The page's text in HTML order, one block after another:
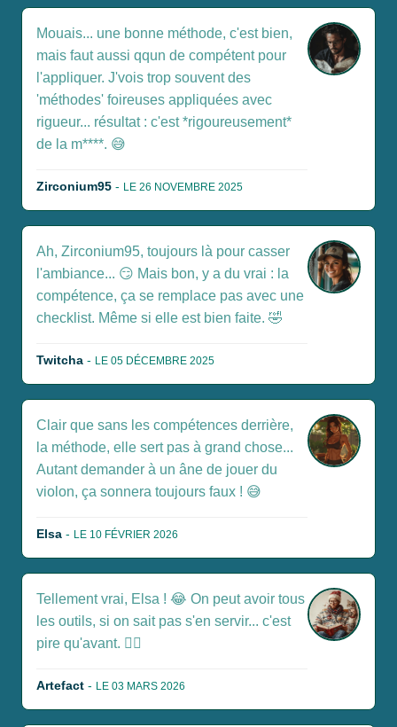
Mouais... une bonne méthode, c'est bien,
mais faut aussi qqun de compétent pour
l'appliquer. J'vois trop souvent des
'méthodes' foireuses appliquées avec
rigueur... résultat : c'est *rigoureusement*
de la m****. 😅
Zirconium95 - LE 26 NOVEMBRE 2025
Ah, Zirconium95, toujours là pour casser
l'ambiance... 😏 Mais bon, y a du vrai : la
compétence, ça se remplace pas avec une
checklist. Même si elle est bien faite. 🤣
Twitcha - LE 05 DÉCEMBRE 2025
Clair que sans les compétences derrière,
la méthode, elle sert pas à grand chose...
Autant demander à un âne de jouer du
violon, ça sonnera toujours faux ! 😅
Elsa - LE 10 FÉVRIER 2026
Tellement vrai, Elsa ! 😂 On peut avoir tous
les outils, si on sait pas s'en servir... c'est
pire qu'avant. 🤦‍♀️
Artefact - LE 03 MARS 2026